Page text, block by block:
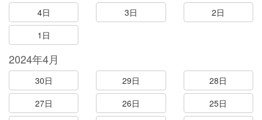
4日
3日
2日
1日
2024年4月
30日 29日
28日
27日
26日
25日